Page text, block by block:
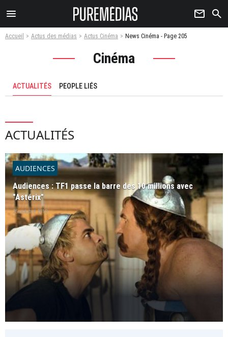
menu newsletter search
Accueil Actus des médias Actus Cinéma News Cinéma - Page 205
Cinéma
ACTUALITÉS PEOPLE LIÉS
ACTUALITÉS
AUDIENCES
Audiences : TF1 passe la barre des 10 millions avec
"Astérix"
25 octobre 2010